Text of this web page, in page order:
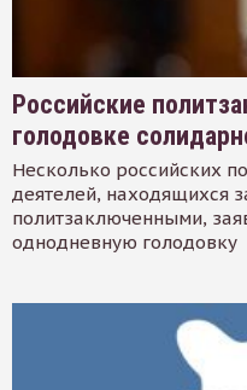
Российские
голодовке
Несколько российских
деятелей, находящихся
политзаключенными,
однодневную голодовку